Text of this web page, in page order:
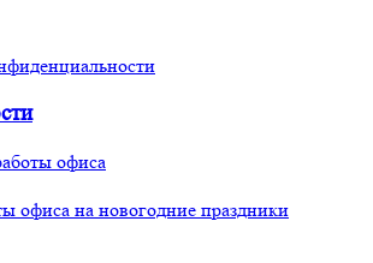
офиса
офиса на новогодние праздники